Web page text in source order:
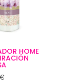
HOME
€